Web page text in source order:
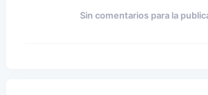
Sin comentarios para la